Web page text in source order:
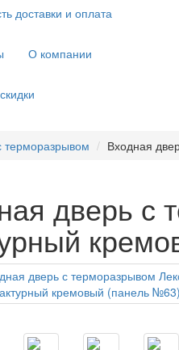
доставки и оплата
О компании
терморазрывом Входная
дверь с